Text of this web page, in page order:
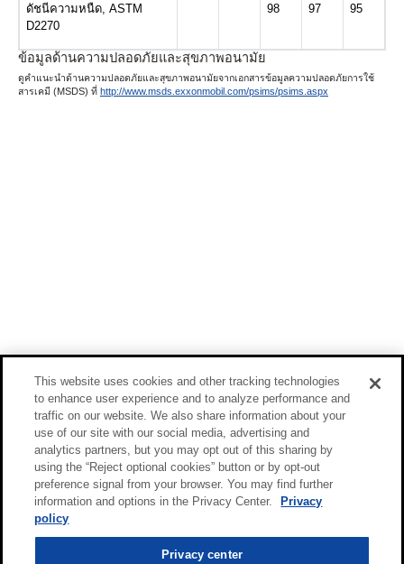
ดัชนีความหนืด, ASTM
D2270
98 97 95
ข้อมูลด้านความปลอดภัยและสุขภาพอนามัย
ดูคำแนะนำด้านความปลอดภัยและสุขภาพอนามัยจากเอกสารข้อมูลความปลอดภัยการใช้
สารเคมี (MSDS) ที่ http://www.msds.exxonmobil.com/psims/psims.aspx
This website uses cookies and other tracking technologies
to enhance user experience and to analyze performance and
traffic on our website. We also share information about your
use of our site with our social media, advertising and
analytics partners, but you may opt out of this sharing by
using the “Reject optional cookies” button or by opt-out
preference signal from your browser. You may find further
information and options in the Privacy Center.
Privacy
policy
Privacy center